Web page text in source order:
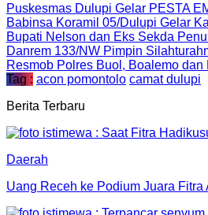
Puskesmas Dulupi Gelar PESTA
Babinsa Koramil 05/Dulupi Gelar
Bupati Nelson dan Eks Sekda
Danrem 133/NW Pimpin
Resmob Polres Buol, Boalemo
Tag : acon pomontolo camat dulupi
Berita Terbaru
Daerah
Uang Receh ke Podium Juara